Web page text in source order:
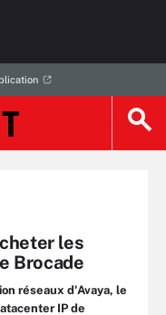
les
Brocade
réseaux d'Avaya, le
IP de